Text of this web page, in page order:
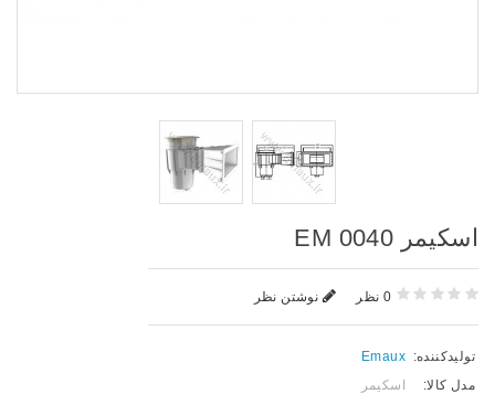
اسکیمر EM 0040
0 نظر نوشتن نظر
تولیدکننده: Emaux
مدل کالا:
اسکیمر